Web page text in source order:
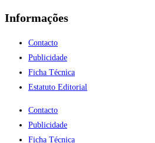
Informações
Contacto
Publicidade
Ficha Técnica
Estatuto Editorial
Contacto
Publicidade
Ficha Técnica